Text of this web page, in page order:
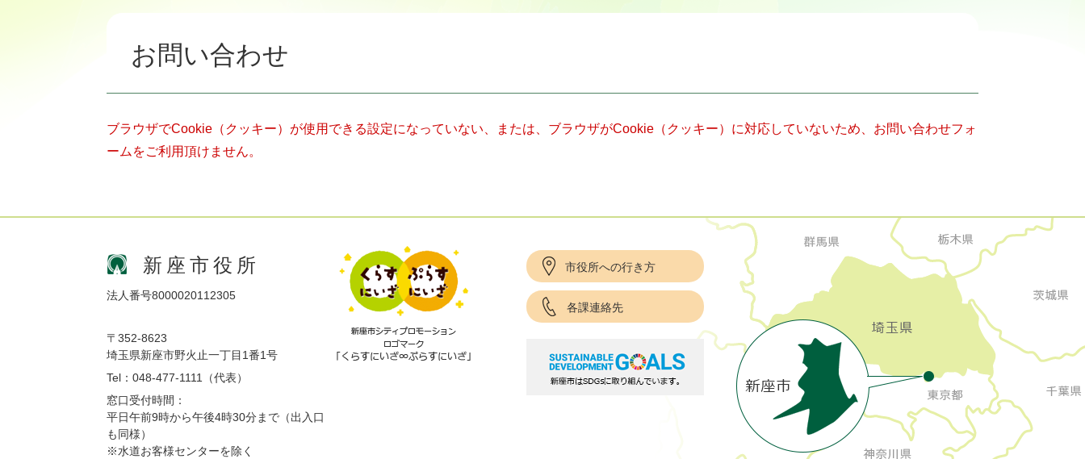
お問い合わせ
ブラウザでCookie（クッキー）が使用できる設定になっていない、または、ブラウザがCookie（クッキー）に対応していないため、お問い合わせフォ
ームをご利用頂けません。
新座市役所
法人番号8000020112305
〒352-8623
埼玉県新座市野火止一丁目1番1号
Tel：048-477-1111（代表）
窓口受付時間：
平日午前9時から午後4時30分まで（出入口
も同様）
※水道お客様センターを除く
市役所への行き方
各課連絡先